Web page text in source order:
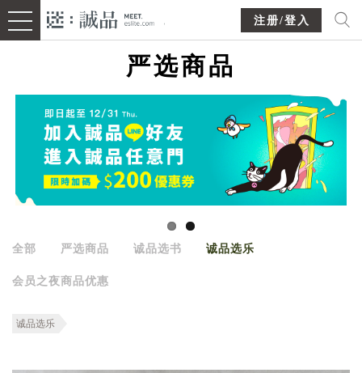
注册/登入
严选商品
全部 严选商品 诚品选书 诚品选乐
会员之夜商品优惠
诚品选乐